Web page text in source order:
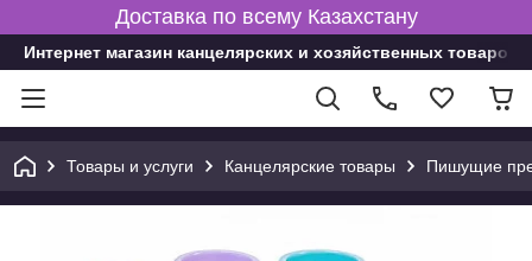
Доставка по всему Казахстану
Интернет магазин канцелярских и хозяйственных товаров
Товары и услуги Канцелярские товары Пишущие